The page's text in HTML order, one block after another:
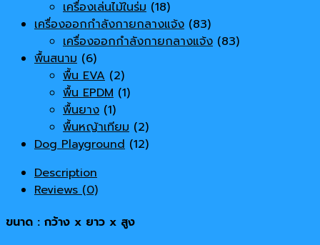
เครื่องเล่นไม้ในร่ม (18)
เครื่องออกกำลังกายกลางแจ้ง (83)
เครื่องออกกำลังกายกลางแจ้ง (83)
พื้นสนาม (6)
พื้น EVA (2)
พื้น EPDM (1)
พื้นยาง (1)
พื้นหญ้าเทียม (2)
Dog Playground (12)
Description
Reviews (0)
ขนาด : กว้าง x ยาว x สูง